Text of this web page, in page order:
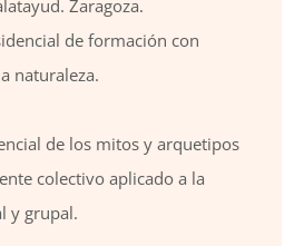
Zaragoza.
de formación con
naturaleza.
de los mitos y arquetipos
colectivo aplicado a la
y grupal.